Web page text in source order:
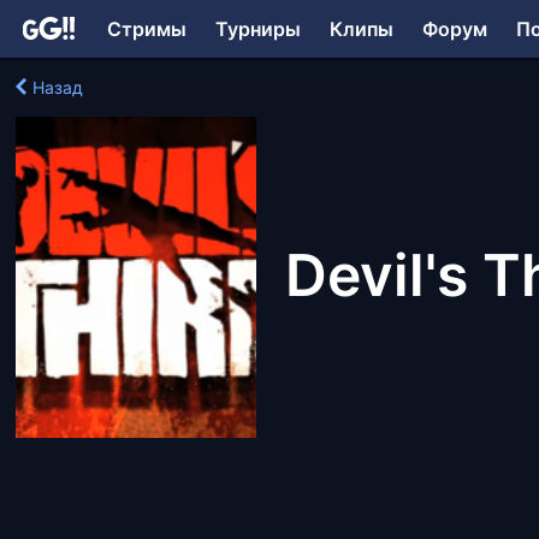
Стримы Турниры Клипы Форум
Назад
Devil's